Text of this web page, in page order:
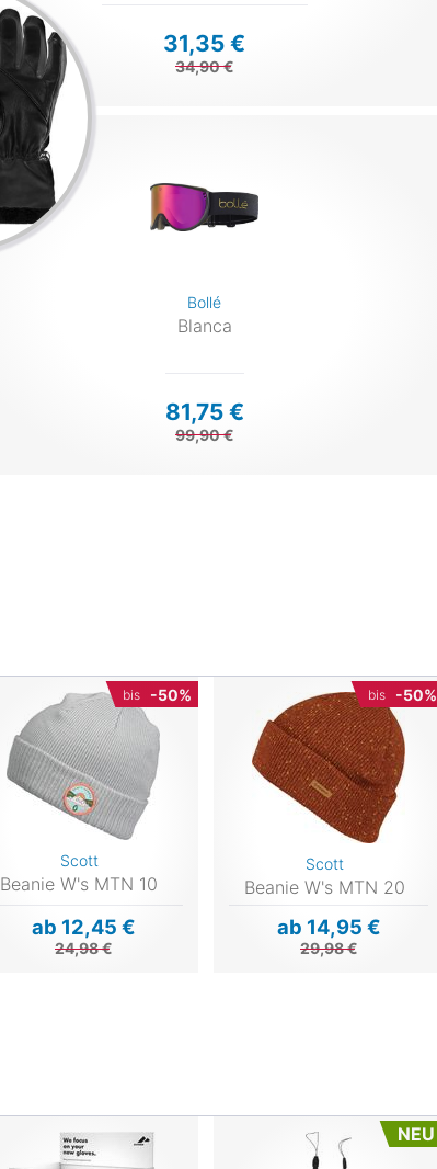
31,35 €
34,90 €
Bollé
Blanca
81,75 €
99,90 €
bis -50%
Scott
Beanie W's MTN 10
ab 12,45 €
24,98 €
bis -50%
Scott
Beanie W's MTN 20
ab 14,95 €
29,98 €
NEU